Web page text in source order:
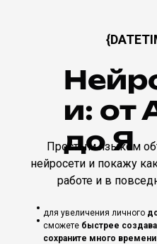
для увеличения личного
сможете быстрее
сохраните много времени
Простым языком
нейросети и покажу
работе и в
и: от
до Я